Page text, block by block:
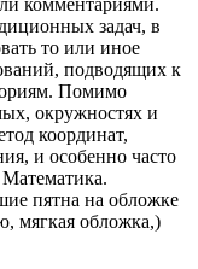
комментариями.
задач, в
то или иное
подводящих к
Помимо
окружностях и
координат,
и особенно часто
пятна на обложке
мягкая обложка,)